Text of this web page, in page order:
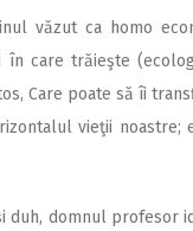
văzut ca homo
care trăieşte
Care poate să îi
vieţii noastre;
duh, domnul profesor